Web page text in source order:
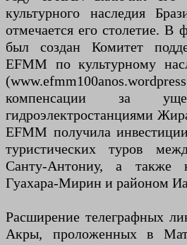
культурного наследия
отмечается его столетие. В
был создан Комитет
EFMM по культурному
компенсации за
гидроэлектростанциями
EFMM получила
туристических туров
Санту-Антониу, а также
Гуахара-Мирин и районом
Расширение телеграфных
Акры, проложенных в